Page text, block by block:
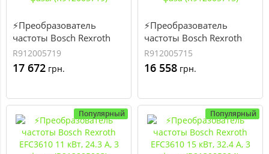
⚡Преобразователь
частоты Bosch Rexroth
EFC3610 1.5 кВт, 3.7 А, 3
фазы (R912005719)
R912005719
17 672 грн.
⚡Преобразователь
частоты Bosch Rexroth
EFC3610 1.5 кВт, 7 А, 1
фаза (R912005715)
R912005715
16 558 грн.
Популярный Популярный